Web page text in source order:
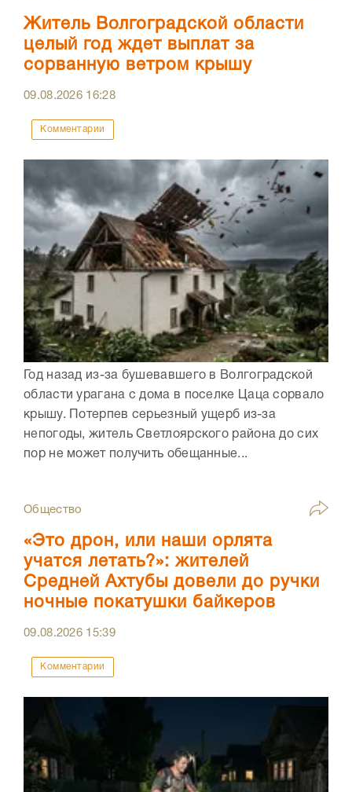
Житель Волгоградской области
целый год ждет выплат за
сорванную ветром крышу
09.08.2026 16:28
Комментарии
Год назад из-за бушевавшего в Волгоградской
области урагана с дома в поселке Цаца сорвало
крышу. Потерпев серьезный ущерб из-за
непогоды, житель Светлоярского района до сих
пор не может получить обещанные...
Общество
«Это дрон, или наши орлята
учатся летать?»: жителей
Средней Ахтубы довели до ручки
ночные покатушки байкеров
09.08.2026 15:39
Комментарии